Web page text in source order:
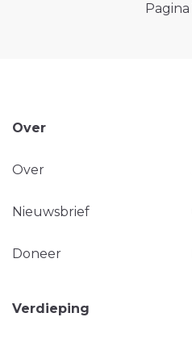
Pagina
Over
Over
Nieuwsbrief
Doneer
Verdieping